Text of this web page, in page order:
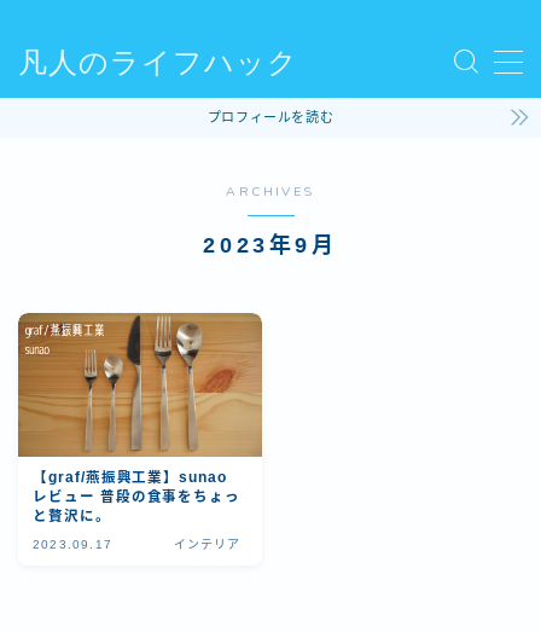
凡人のライフハック
コラム
ビリヤード
プロフィールを読む
ARCHIVES
2023年9月
【graf/燕振興工業】sunao
レビュー 普段の食事をちょっ
と贅沢に。
2023.09.17 インテリア